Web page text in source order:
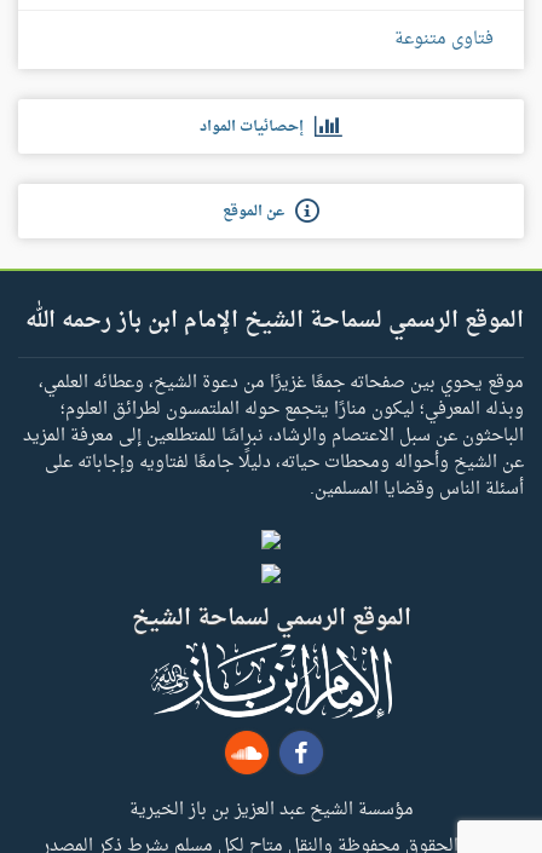
فتاوى متنوعة
إحصائيات المواد
عن الموقع
الموقع الرسمي لسماحة الشيخ الإمام ابن باز رحمه الله
موقع يحوي بين صفحاته جمعًا غزيرًا من دعوة الشيخ، وعطائه العلمي،
وبذله المعرفي؛ ليكون منارًا يتجمع حوله الملتمسون لطرائق العلوم؛
الباحثون عن سبل الاعتصام والرشاد، نبراسًا للمتطلعين إلى معرفة المزيد
عن الشيخ وأحواله ومحطات حياته، دليلًا جامعًا لفتاويه وإجاباته على
أسئلة الناس وقضايا المسلمين.
الموقع الرسمي لسماحة الشيخ
مؤسسة الشيخ عبد العزيز بن باز الخيرية